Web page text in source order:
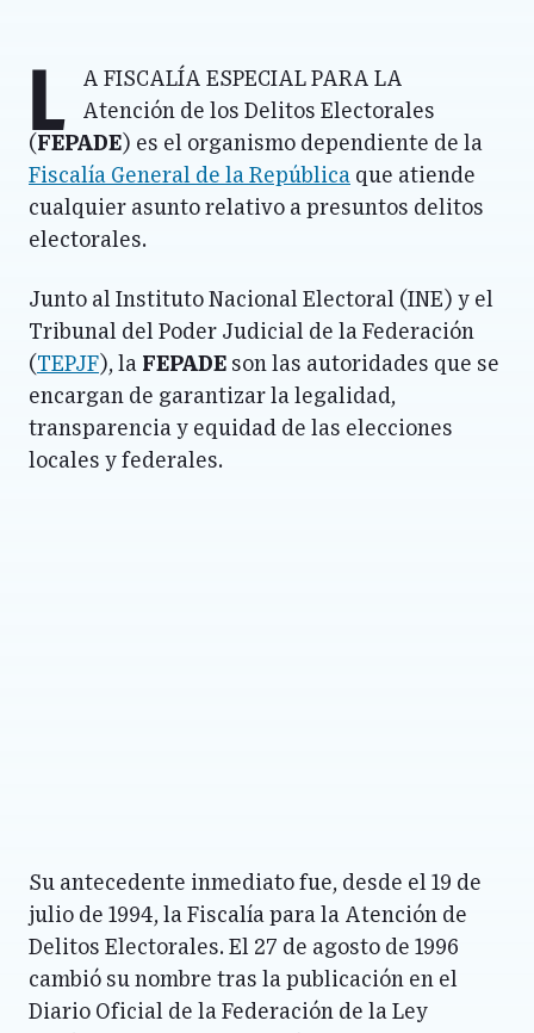
L
a Fiscalía Especial para la
Atención de los Delitos Electorales
( FEPADE) es el organismo dependiente de la
Fiscalía General de la República que atiende
cualquier asunto relativo a presuntos delitos
electorales.
Junto al Instituto Nacional Electoral (INE) y el
Tribunal del Poder Judicial de la Federación
(TEPJF), la FEPADE son las autoridades que se
encargan de garantizar la legalidad,
transparencia y equidad de las elecciones
locales y federales.
Su antecedente inmediato fue, desde el 19 de
julio de 1994, la Fiscalía para la Atención de
Delitos Electorales. El 27 de agosto de 1996
cambió su nombre tras la publicación en el
Diario Oficial de la Federación de la Ley